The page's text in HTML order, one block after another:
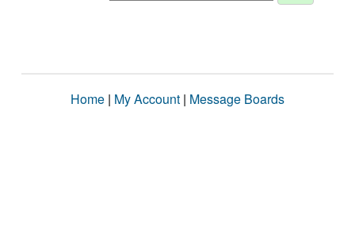
Home | My Account | Message Boards